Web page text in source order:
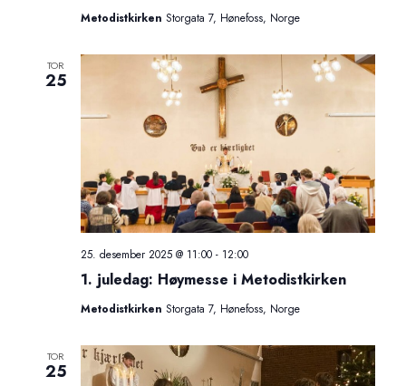
c
h
a
n
d
V
i
w
N
i
g
i
Metodistkirken Storgata 7, Hønefoss, Norge
TOR
25
1. juledag: Høymesse i Metodistkirken
25. desember 2025 @ 11:00- 12:00
Metodistkirken Storgata 7, Hønefoss, Norge
TOR
25